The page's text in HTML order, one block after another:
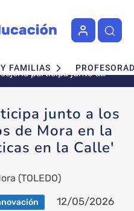
FAMILIASparticipa junto a
educativos de Mora
junto a los
de Mora en la
en la Calle'
(TOLEDO)
12/05/2026